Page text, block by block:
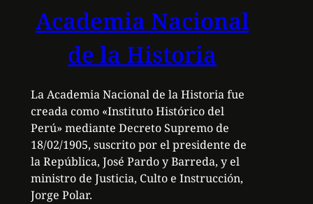
Academia Nacional
de la Historia
La Academia Nacional de la Historia fue
creada como «Instituto Histórico del
Perú» mediante Decreto Supremo de
18/02/1905, suscrito por el presidente de
la República, José Pardo y Barreda, y el
ministro de Justicia, Culto e Instrucción,
Jorge Polar.